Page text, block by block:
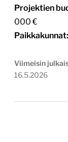
Projektien
000 €
Paikkakunnat:
Viimeisin
16.5.2026